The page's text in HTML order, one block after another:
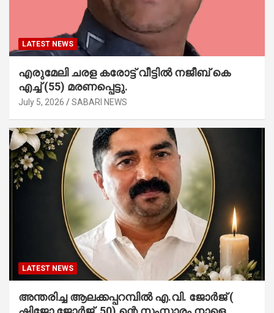
LATEST NEWS
എരുമേലി ചരള കരോട്ട് വീട്ടിൽ നജീബ് കെ
എച്ച് (55) മരണപ്പെട്ടു.
July 5, 2026 SABARI NEWS
LATEST NEWS
അന്തരിച്ച ആ​ല​ക്ക​പ്പ​റമ്പിൽ​ എ.​വി. ജോ​ർ​ജ് (